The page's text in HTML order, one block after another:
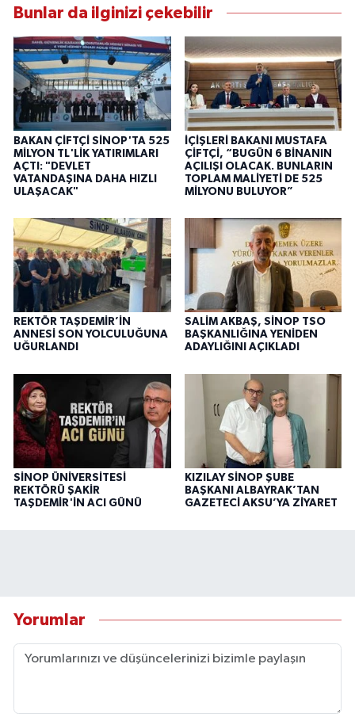
Bunlar da ilginizi çekebilir
BAKAN ÇİFTÇİ SİNOP'TA 525
MİLYON TL'LİK YATIRIMLARI
AÇTI: "DEVLET
VATANDAŞINA DAHA HIZLI
ULAŞACAK"
İÇİŞLERİ BAKANI MUSTAFA
ÇİFTÇİ, “BUGÜN 6 BİNANIN
AÇILIŞI OLACAK. BUNLARIN
TOPLAM MALİYETİ DE 525
MİLYONU BULUYOR”
REKTÖR TAŞDEMİR’İN
ANNESİ SON YOLCULUĞUNA
UĞURLANDI
SALİM AKBAŞ, SİNOP TSO
BAŞKANLIĞINA YENİDEN
ADAYLIĞINI AÇIKLADI
SİNOP ÜNİVERSİTESİ
REKTÖRÜ ŞAKİR
TAŞDEMİR'İN ACI GÜNÜ
KIZILAY SİNOP ŞUBE
BAŞKANI ALBAYRAK’TAN
GAZETECİ AKSU’YA ZİYARET
Yorumlar